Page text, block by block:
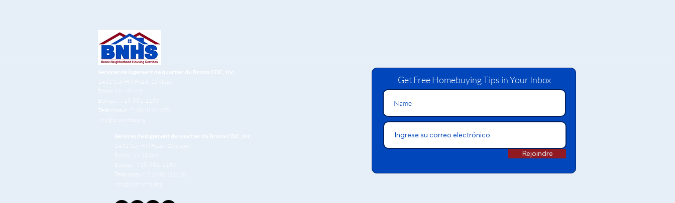
Services de logement de quartier du Bronx CDC, Inc.
1451 Gun Hill Road
, 2e étage
Bronx, NY 10469
Bureau : 718-881-1180
Télécopieur : 718-881-1190
info@bronxnhs.org
Services de logement de quartier du Bronx CDC, Inc.
1451 Gun Hill Road
, 2e étage
Bronx, NY 10469
Bureau : 718-881-1180
Télécopieur : 718-881-1190
info@bronxnhs.org
Get Free Homebuying Tips in Your Inbox
Rejoindre